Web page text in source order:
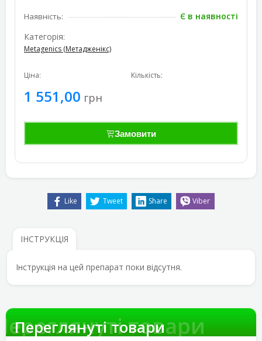
Наявність:
Є в наявності
Категорія:
Metagenics (Метадженікс)
Ціна:
1 551,00 грн
Кількість:
Замовити
Like Tweet Share Viber
ІНСТРУКЦІЯ
Інструкція на цей препарат поки відсутня.
товари
Переглянуті товари